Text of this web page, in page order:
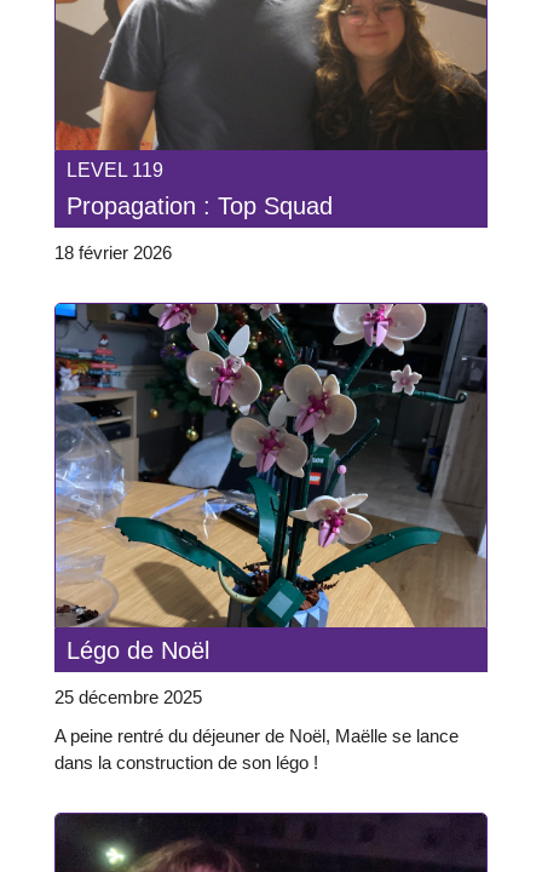
LEVEL 119
Propagation : Top Squad
18 février 2026
Légo de Noël
25 décembre 2025
A peine rentré du déjeuner de Noël, Maëlle se lance
dans la construction de son légo !